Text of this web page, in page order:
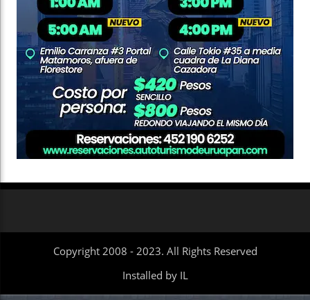
Copyright 2008 - 2023. All Rights Reserved
Installed by IL